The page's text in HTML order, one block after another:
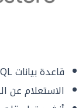
قاعدة بيانات NoSQL مصممة للتطبيقات العالمية
الاستعلام عن